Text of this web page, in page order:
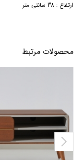
ارتفاع : 38 سانتی متر
محصولات مرتبط